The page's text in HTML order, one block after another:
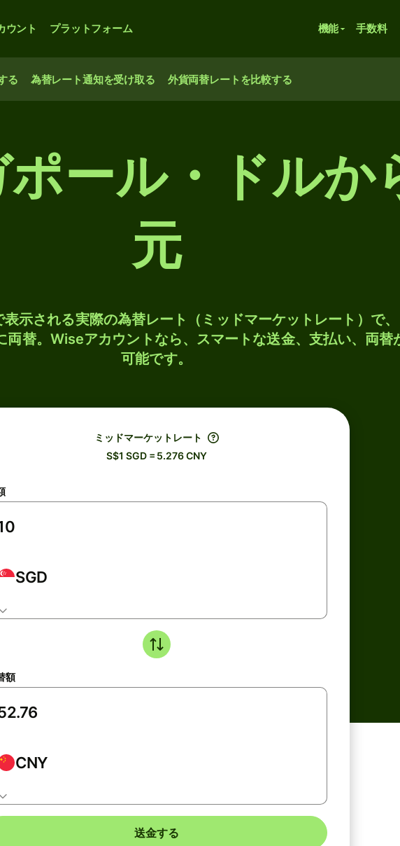
ウント プラットフォーム 機能 手数料
る 為替レート通知を受け取る 外貨両替レートを比較する
ール・ドルか
元
示される実際の為替レート（ミッドマーケットレート）で、
両替。Wiseアカウントなら、スマートな送金、支払い、両替
可能です。
ミッドマーケットレート
S$1 SGD = 5.276 CNY
SGD
額
CNY
送金する